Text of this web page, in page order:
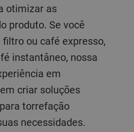
otimizar as
produto. Se você
ou café expresso,
instantâneo, nossa
em
criar soluções
torrefação
necessidades.
moinhos de cilindro,
em seus projetos
produção de
fina. Nossa
também
gama de
café de filtro,